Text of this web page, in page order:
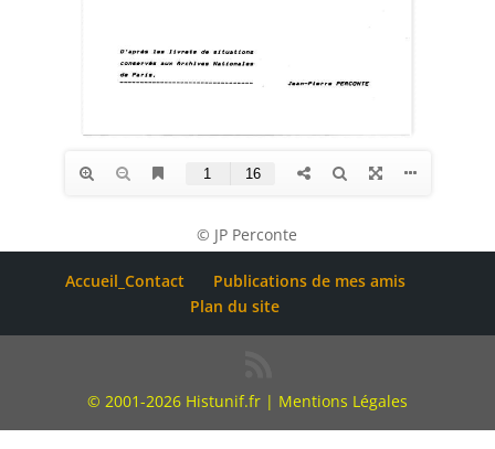
© JP Perconte
Accueil_Contact
Publications de mes amis
Plan du site
© 2001-2026 Histunif.fr | Mentions Légales